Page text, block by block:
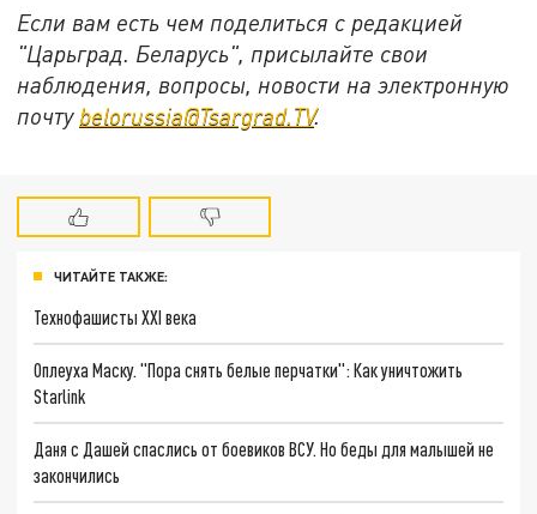
Если вам есть чем поделиться с редакцией
"Царьград. Беларусь", присылайте свои
наблюдения, вопросы, новости на электронную
почту belorussia@Tsargrad.TV.
ЧИТАЙТЕ ТАКЖЕ:
Технофашисты XXI века
Оплеуха Маску. "Пора снять белые перчатки": Как уничтожить
Starlink
Даня с Дашей спаслись от боевиков ВСУ. Но беды для малышей не
закончились